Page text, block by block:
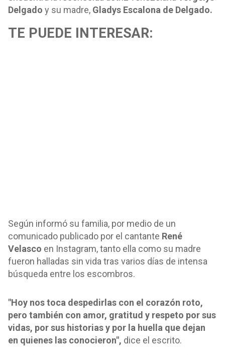
Delgado y su madre, Gladys Escalona de Delgado.
TE PUEDE INTERESAR:
Según informó su familia, por medio de un
comunicado publicado por el cantante René
Velasco en Instagram, tanto ella como su madre
fueron halladas sin vida tras varios días de intensa
búsqueda entre los escombros.
"Hoy nos toca despedirlas con el corazón roto,
pero también con amor, gratitud y respeto por sus
vidas, por sus historias y por la huella que dejan
en quienes las conocieron", dice el escrito.